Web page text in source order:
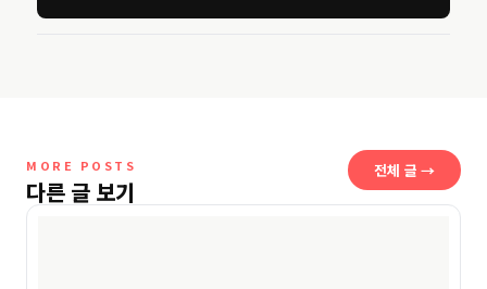
MORE POSTS
다른 글 보기
전체 글 →